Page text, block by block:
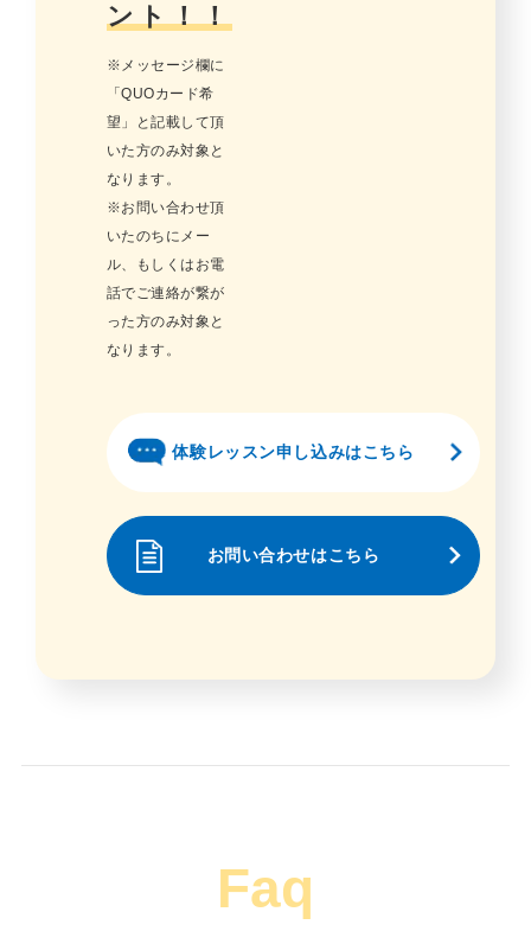
ント！！
※メッセージ欄に
「QUOカード希
望」と記載して頂
いた方のみ対象と
なります。
※お問い合わせ頂
いたのちにメー
ル、もしくはお電
話でご連絡が繋が
った方のみ対象と
なります。
体験レッスン申し込みはこちら
お問い合わせはこちら
Faq